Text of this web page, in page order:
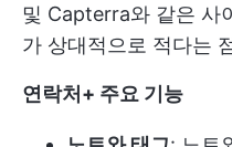
및 Capterra와 같은 사
가 상대적으로 적다는
연락처+ 주요 기능